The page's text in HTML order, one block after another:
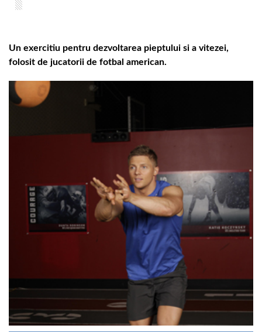
Un exercitiu pentru dezvoltarea pieptului si a vitezei,
folosit de jucatorii de fotbal american.